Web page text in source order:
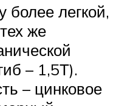
более легкой,
же
– 1,5Т).
– цинковое